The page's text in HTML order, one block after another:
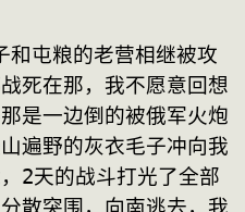
屯粮的老营相继被攻
死在那，我不愿意回想
是一边倒的被俄军火炮
遍野的灰衣毛子冲向我
2天的战斗打光了全部
散突围，向南逃去，我